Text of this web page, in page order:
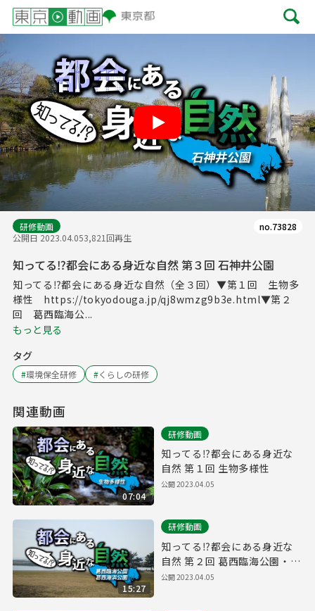
Play
研修動画
公開日 2023.04.053,821回再生
no.73828
知ってる⁉都会にある身近な自然 第３回 石神井公園
知ってる⁉都会にある身近な自然（全３回）▼第１回 生物多
様性 https://tokyodouga.jp/qj8wmzg9b3e.html▼第２
回 葛西臨海公...
もっと見る
タグ
#環境保全研修 #くらしの研修
関連動画
07:04
研修動画
知ってる⁉都会にある身近な
自然 第１回 生物多様性
公開2023.04.05
15:27
研修動画
知ってる⁉都会にある身近な
自然 第２回 葛西臨海公園・葛
西海浜公園
公開2023.04.05